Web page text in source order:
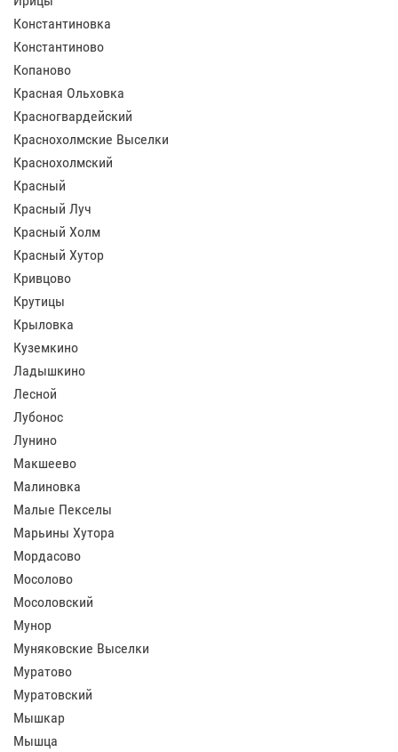
Константиновка
Константиново
Копаново
Красная Ольховка
Красногвардейский
Краснохолмские Выселки
Краснохолмский
Красный
Красный Луч
Красный Холм
Красный Хутор
Кривцово
Крутицы
Крыловка
Куземкино
Ладышкино
Лесной
Лубонос
Лунино
Макшеево
Малиновка
Малые Пекселы
Марьины Хутора
Мордасово
Мосолово
Мосоловский
Мунор
Муняковские Выселки
Муратово
Муратовский
Мышкар
Мышца